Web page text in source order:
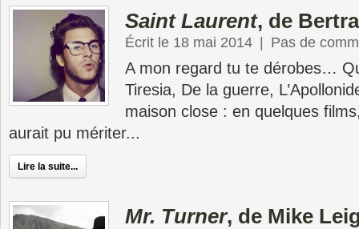
Saint Laurent, de
Écrit le 18 mai 2014 Pas de
A mon regard tu te dérobes…
Tiresia, De la guerre,
maison close : en quelques
aurait pu mériter...
Lire la suite...
Mr. Turner, de Mike